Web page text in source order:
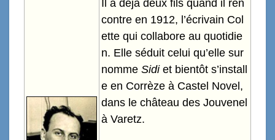
Il a déjà deux fils quand il ren
contre en 1912, l’écrivain Col
ette qui collabore au quotidie
n. Elle séduit celui qu’elle sur
nommeSidiet bientôt s’install
e en Corrèze à Castel Novel,
dans le château des Jouvenel
à Varetz.